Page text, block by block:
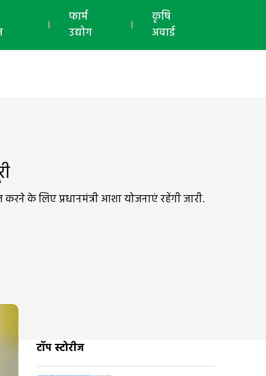
फार्म
उद्योग
कृषि
अवार्ड
के लिए प्रधानमंत्री आशा योजनाएं रहेंगी जारी.
टॉप स्टोरीज